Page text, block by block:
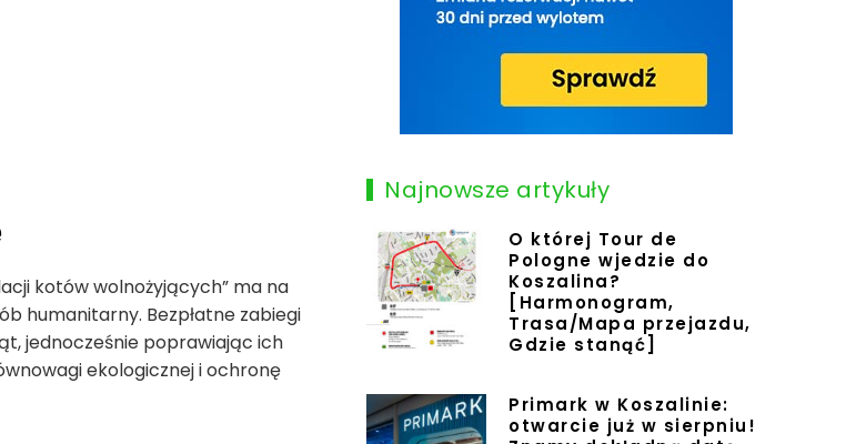
kotów wolnożyjących” ma na
humanitarny. Bezpłatne zabiegi
jednocześnie poprawiając ich
ekologicznej i ochronę
Najnowsze artykuły
O której Tour de
Pologne wjedzie do
Koszalina?
[Harmonogram,
Trasa/Mapa przejazdu,
Gdzie stanąć]
Primark w Koszalinie:
otwarcie już w sierpniu!